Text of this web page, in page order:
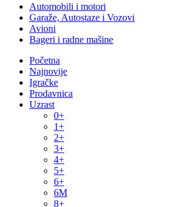
Automobili i motori
Garaže, Autostaze i Vozovi
Avioni
Bageri i radne mašine
Početna
Najnovije
Igračke
Prodavnica
Uzrast
0+
1+
2+
3+
4+
5+
6+
6M
8+